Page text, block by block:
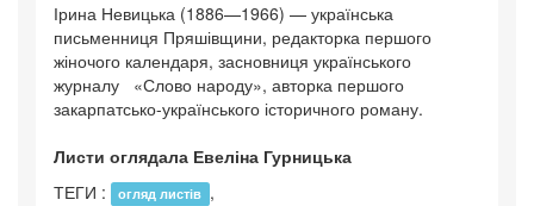
Ірина Невицька (1886—1966) — українська
письменниця Пряшівщини, редакторка першого
жіночого календаря, засновниця українського
журналу «Слово народу», авторка першого
закарпатсько-українського історичного роману.
Листи оглядала Евеліна Гурницька
ТЕГИ :
огляд листів ,